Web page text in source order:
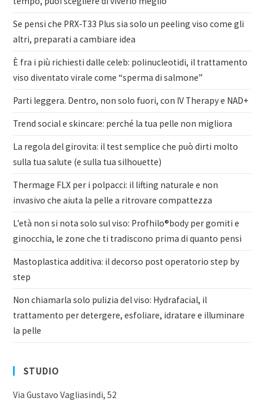
Se pensi che PRX-T33 Plus sia solo un peeling viso come gli
altri, preparati a cambiare idea
È fra i più richiesti dalle celeb: polinucleotidi, il trattamento
viso diventato virale come “sperma di salmone”
Parti leggera. Dentro, non solo fuori, con IV Therapy e NAD+
Trend social e skincare: perché la tua pelle non migliora
La regola del girovita: il test semplice che può dirti molto
sulla tua salute (e sulla tua silhouette)
Thermage FLX per i polpacci: il lifting naturale e non
invasivo che aiuta la pelle a ritrovare compattezza
L’età non si nota solo sul viso: Profhilo®body per gomiti e
ginocchia, le zone che ti tradiscono prima di quanto pensi
Mastoplastica additiva: il decorso post operatorio step by
step
Non chiamarla solo pulizia del viso: Hydrafacial, il
trattamento per detergere, esfoliare, idratare e illuminare
la pelle
STUDIO
Via Gustavo Vagliasindi, 52